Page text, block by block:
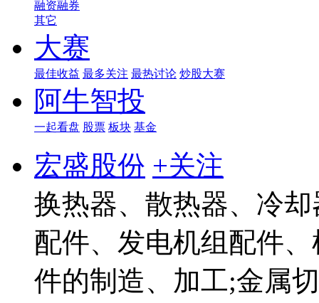
融资融券
其它
大赛
最佳收益 最多关注 最热讨论 炒股大赛
阿牛智投
一起看盘 股票 板块 基金
宏盛股份 +关注
换热器、散热器、冷
配件、发电机组配件
件的制造、加工;金属